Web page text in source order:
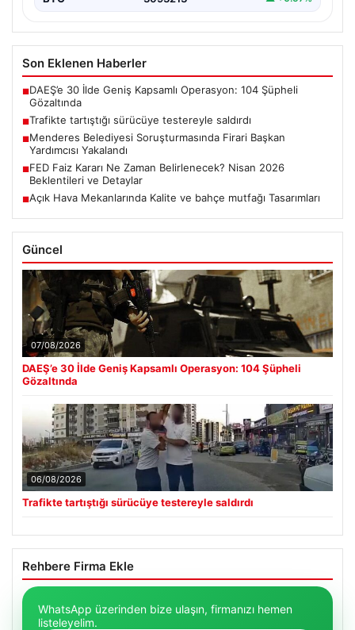
Son Eklenen Haberler
■DAEŞ’e 30 İlde Geniş Kapsamlı Operasyon: 104 Şüpheli
Gözaltında
■Trafikte tartıştığı sürücüye testereyle saldırdı
■Menderes Belediyesi Soruşturmasında Firari Başkan
Yardımcısı Yakalandı
■FED Faiz Kararı Ne Zaman Belirlenecek? Nisan 2026
Beklentileri ve Detaylar
■Açık Hava Mekanlarında Kalite ve bahçe mutfağı Tasarımları
Güncel
07/08/2026
DAEŞ’e 30 İlde Geniş Kapsamlı Operasyon: 104 Şüpheli
Gözaltında
06/08/2026
Trafikte tartıştığı sürücüye testereyle saldırdı
Rehbere Firma Ekle
WhatsApp üzerinden bize ulaşın, firmanızı hemen
listeleyelim.